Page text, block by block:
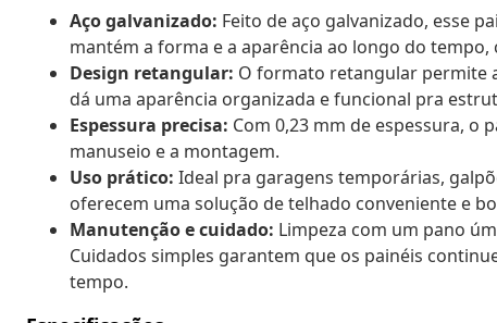
Aço galvanizado: Feito de aço galvanizado, esse
mantém a forma e a aparência ao longo do
Design retangular: O formato retangular permite
dá uma aparência organizada e funcional pra
Espessura precisa: Com 0,23 mm de espessura, o
manuseio e a montagem.
Uso prático: Ideal pra garagens temporárias,
oferecem uma solução de telhado conveniente e
Manutenção e cuidado: Limpeza com um pano
Cuidados simples garantem que os painéis
tempo.